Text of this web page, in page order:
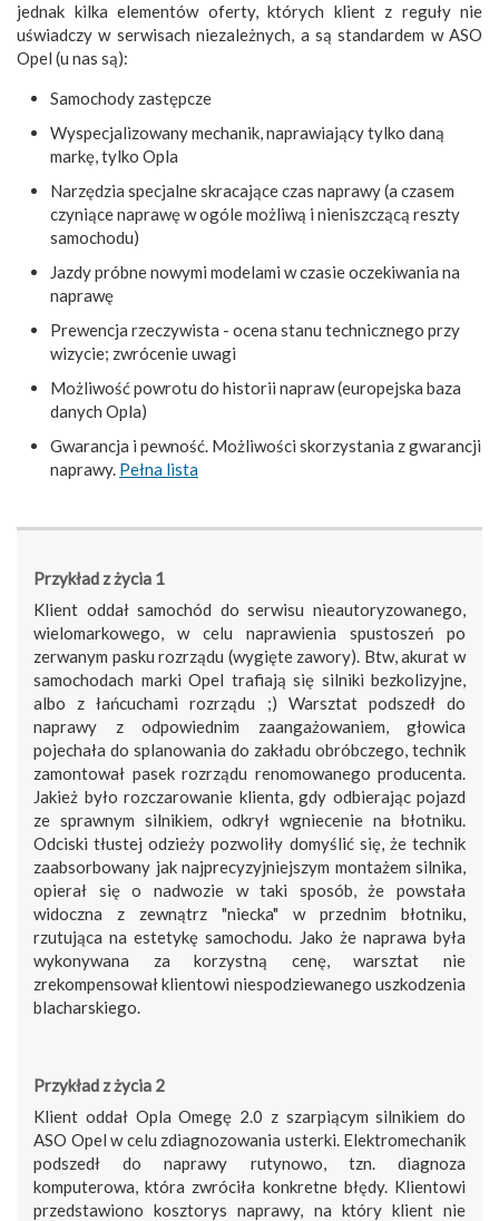
jednak kilka elementów oferty, których klient z reguły nie
uświadczy w serwisach niezależnych, a są standardem w ASO
Opel (u nas są):
Samochody zastępcze
Wyspecjalizowany mechanik, naprawiający tylko daną
markę, tylko Opla
Narzędzia specjalne skracające czas naprawy (a czasem
czyniące naprawę w ogóle możliwą i nieniszczącą reszty
samochodu)
Jazdy próbne nowymi modelami w czasie oczekiwania na
naprawę
Prewencja rzeczywista - ocena stanu technicznego przy
wizycie; zwrócenie uwagi
Możliwość powrotu do historii napraw (europejska baza
danych Opla)
Gwarancja i pewność. Możliwości skorzystania z gwarancji
naprawy. Pełna lista
Przykład z życia 1
Klient oddał samochód do serwisu nieautoryzowanego,
wielomarkowego, w celu naprawienia spustoszeń po
zerwanym pasku rozrządu (wygięte zawory). Btw, akurat w
samochodach marki Opel trafiają się silniki bezkolizyjne,
albo z łańcuchami rozrządu ;) Warsztat podszedł do
naprawy z odpowiednim zaangażowaniem, głowica
pojechała do splanowania do zakładu obróbczego, technik
zamontował pasek rozrządu renomowanego producenta.
Jakież było rozczarowanie klienta, gdy odbierając pojazd
ze sprawnym silnikiem, odkrył wgniecenie na błotniku.
Odciski tłustej odzieży pozwoliły domyślić się, że technik
zaabsorbowany jak najprecyzyjniejszym montażem silnika,
opierał się o nadwozie w taki sposób, że powstała
widoczna z zewnątrz "niecka" w przednim błotniku,
rzutująca na estetykę samochodu. Jako że naprawa była
wykonywana za korzystną cenę, warsztat nie
zrekompensował klientowi niespodziewanego uszkodzenia
blacharskiego.
Przykład z życia 2
Klient oddał Opla Omegę 2.0 z szarpiącym silnikiem do
ASO Opel w celu zdiagnozowania usterki. Elektromechanik
podszedł do naprawy rutynowo, tzn. diagnoza
komputerowa, która zwróciła konkretne błędy. Klientowi
przedstawiono kosztorys naprawy, na który klient nie